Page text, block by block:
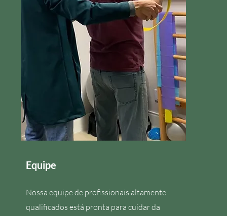
Equipe
Nossa equipe de profissionais altamente
qualificados está pronta para cuidar da